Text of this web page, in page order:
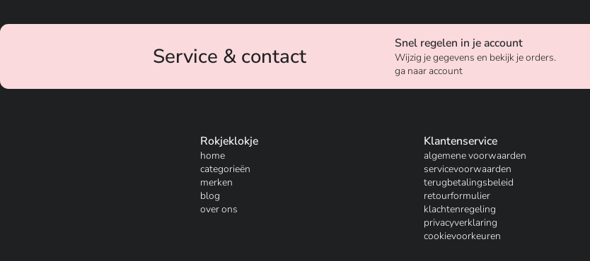
Service & contact Snel regelen in je account
Wijzig je gegevens en bekijk je orders.
ga naar account
Rokjeklokje
home
categorieën
merken
blog
over ons
Klantenservice
algemene voorwaarden
servicevoorwaarden
terugbetalingsbeleid
retourformulier
klachtenregeling
privacyverklaring
cookievoorkeuren